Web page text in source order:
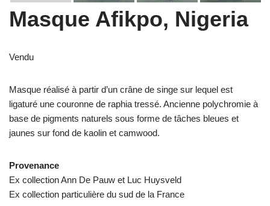
Masque Afikpo, Nigeria
Vendu
Masque réalisé à partir d’un crâne de singe sur lequel est
ligaturé une couronne de raphia tressé. Ancienne polychromie à
base de pigments naturels sous forme de tâches bleues et
jaunes sur fond de kaolin et camwood.
Provenance
Ex collection Ann De Pauw et Luc Huysveld
Ex collection particulière du sud de la France